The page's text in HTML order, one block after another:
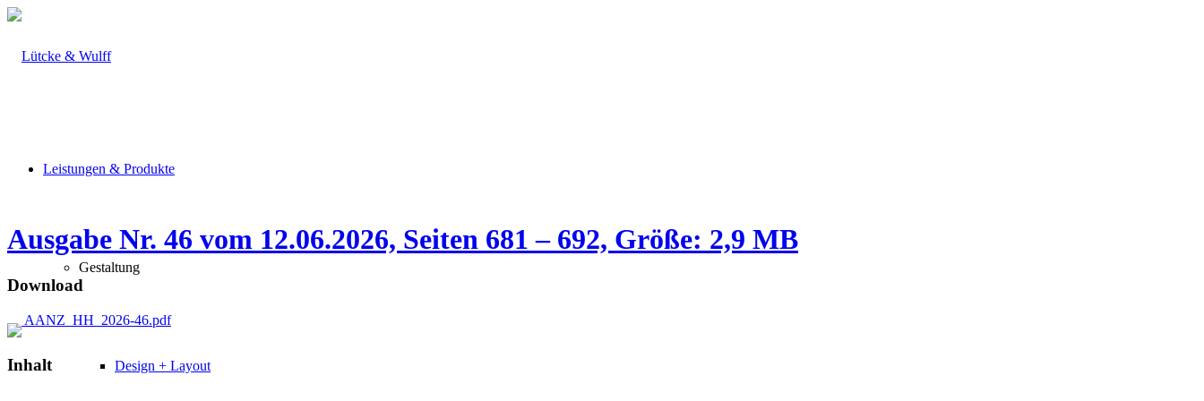
Leistungen & Produkte
Gestaltung
Design + Layout
Ausgabe Nr. 46 vom 12.06.2026, Seiten 681 – 692, Größe: 2,9 MB
Download
AANZ_HH_2026-46.pdf
Inhalt